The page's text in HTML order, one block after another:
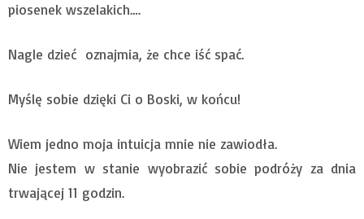
piosenek wszelakich….
Nagle dzieć oznajmia, że chce iść spać.
Myślę sobie dzięki Ci o Boski, w końcu!
Wiem jedno moja intuicja mnie nie zawiodła.
Nie jestem w stanie wyobrazić sobie podróży za dnia
trwającej 11 godzin.